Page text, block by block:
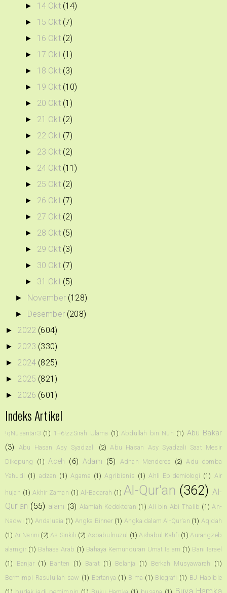
► 14 Okt (14)
► 15 Okt (7)
► 16 Okt (2)
► 17 Okt (1)
► 18 Okt (3)
► 19 Okt (10)
► 20 Okt (1)
► 21 Okt (2)
► 22 Okt (7)
► 23 Okt (2)
► 24 Okt (11)
► 25 Okt (2)
► 26 Okt (7)
► 27 Okt (2)
► 28 Okt (5)
► 29 Okt (3)
► 30 Okt (7)
► 31 Okt (5)
► November (128)
► Desember (208)
► 2022 (604)
► 2023 (330)
► 2024 (825)
► 2025 (821)
► 2026 (601)
Indeks Artikel
!qNusantar3 (1) 1+6!zzSirah Ulama (1) Abdullah bin Nuh (1) Abu Bakar
(3)
Abu Hasan Asy Syadzali (2) Abu Hasan Asy Syadzali Saat Mesir
Dikepung
(1) Aceh (6) Adam (5) Adnan Menderes (2) Adu domba
Yahudi (1) adzan (1) Agama (1) Agribisnis (1) Ahli Epidemiologi (1) Air
hujan (1) Akhir Zaman (1) Al-Baqarah (1) Al-Qur'an (362) Al-
Qur’an (55) alam (3) Alamiah Kedokteran (1) Ali bin Abi Thalib (1) An-
Nadwi (1) Andalusia (1) Angka Binner (1) Angka dalam Al-Qur'an (1) Aqidah
(1) Ar Narini (2) As Sinkili (2) Asbabulnuzul (1) Ashabul Kahfi (1) Aurangzeb
alamgir (1) Bahasa Arab (1) Bahaya Kemunduran Umat Islam (1) Bani Israel
(1)
Banjar (1) Banten (1) Barat (1) Belanja (1) Berkah Musyawarah
(1)
Bermimpi Rasulullah saw (1) Bertanya (1) Bima (1) Biografi (1) BJ Habibie